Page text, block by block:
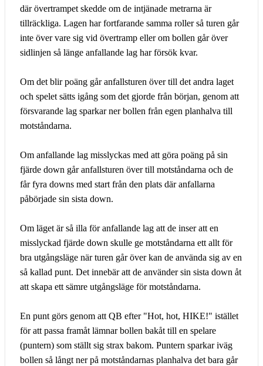
där övertrampet skedde om de intjänade metrarna är
tillräckliga. Lagen har fortfarande samma roller så turen går
inte över vare sig vid övertramp eller om bollen går över
sidlinjen så länge anfallande lag har försök kvar.
Om det blir poäng går anfallsturen över till det andra laget
och spelet sätts igång som det gjorde från början, genom att
försvarande lag sparkar ner bollen från egen planhalva till
motståndarna.
Om anfallande lag misslyckas med att göra poäng på sin
fjärde down går anfallsturen över till motståndarna och de
får fyra downs med start från den plats där anfallarna
påbörjade sin sista down.
Om läget är så illa för anfallande lag att de inser att en
misslyckad fjärde down skulle ge motståndarna ett allt för
bra utgångsläge när turen går över kan de använda sig av en
så kallad punt. Det innebär att de använder sin sista down åt
att skapa ett sämre utgångsläge för motståndarna.
En punt görs genom att QB efter "Hot, hot, HIKE!" istället
för att passa framåt lämnar bollen bakåt till en spelare
(puntern) som ställt sig strax bakom. Puntern sparkar iväg
bollen så långt ner på motståndarnas planhalva det bara går